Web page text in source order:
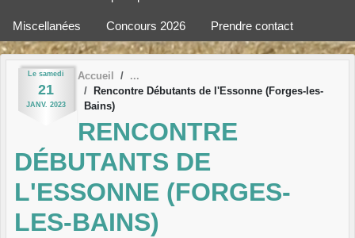
Miscellanées Concours 2026 Prendre contact
Le samedi
21
JANV. 2023
Accueil
Rencontre Débutants de l'Essonne (Forges-les-
Bains)
RENCONTRE
DÉBUTANTS DE
L'ESSONNE (FORGES-
LES-BAINS)